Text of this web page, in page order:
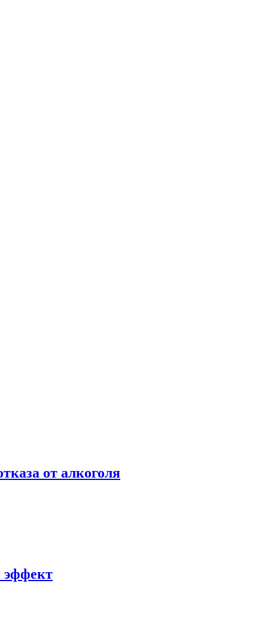
от алкоголя
эффект